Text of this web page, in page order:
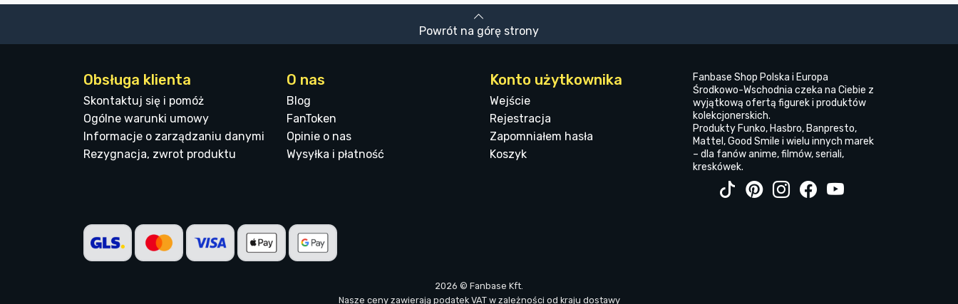
Powrót na górę strony
Obsługa klienta
Skontaktuj się i pomóż
Ogólne warunki umowy
Informacje o zarządzaniu danymi
Rezygnacja, zwrot produktu
O nas
Blog
FanToken
Opinie o nas
Wysyłka i płatność
Konto użytkownika
Wejście
Rejestracja
Zapomniałem hasła
Koszyk
Fanbase Shop Polska i Europa
Środkowo-Wschodnia czeka na Ciebie z
wyjątkową ofertą figurek i produktów
kolekcjonerskich.
Produkty Funko, Hasbro, Banpresto,
Mattel, Good Smile i wielu innych marek
– dla fanów anime, filmów, seriali,
kreskówek.
2026 © Fanbase Kft.
Nasze ceny zawierają podatek VAT w zależności od kraju dostawy